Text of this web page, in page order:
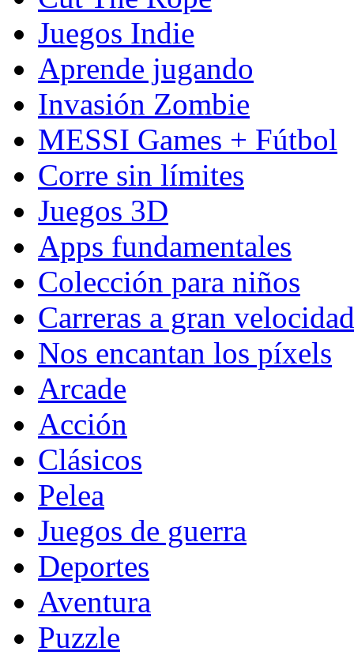
Juegos Indie
Aprende jugando
Invasión Zombie
MESSI Games + Fútbol
Corre sin límites
Juegos 3D
Apps fundamentales
Colección para niños
Carreras a gran velocidad
Nos encantan los píxels
Arcade
Acción
Clásicos
Pelea
Juegos de guerra
Deportes
Aventura
Puzzle